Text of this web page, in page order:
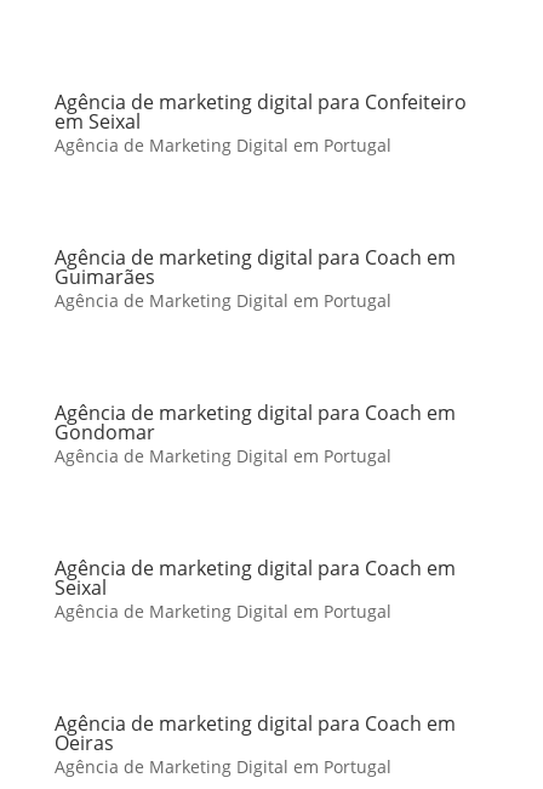
Agência de marketing digital para Confeiteiro
em Seixal
Agência de Marketing Digital em Portugal
Agência de marketing digital para Coach em
Guimarães
Agência de Marketing Digital em Portugal
Agência de marketing digital para Coach em
Gondomar
Agência de Marketing Digital em Portugal
Agência de marketing digital para Coach em
Seixal
Agência de Marketing Digital em Portugal
Agência de marketing digital para Coach em
Oeiras
Agência de Marketing Digital em Portugal